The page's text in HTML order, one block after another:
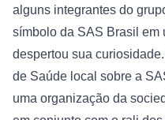
alguns integrantes do
símbolo da SAS Brasil em
despertou sua
de Saúde local sobre a
uma organização da